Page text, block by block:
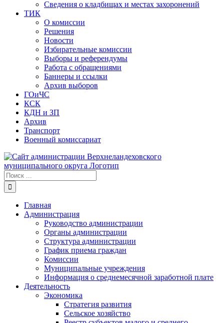
Сведения о кладбищах и местах захоронений
ТИК
О комиссии
Решения
Новости
Избирательные комиссии
Выборы и референдумы
Работа с обращениями
Баннеры и ссылки
Архив выборов
ГОиЧС
КСК
КДН и ЗП
Архив
Транспорт
Военный комиссариат
Результат
поиска:
Главная
Администрация
Руководство администрации
Органы администрации
Структура администрации
График приема граждан
Комиссии
Муниципальные учреждения
Информация о среднемесячной заработной плате
Деятельность
Экономика
Стратегия развития
Сельское хозяйство